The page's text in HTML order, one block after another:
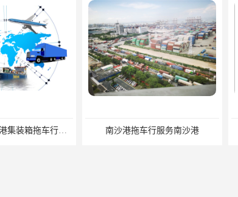
佛山到深圳盐田港集装箱拖车行单价|深耕港口服务 南沙港拖车行服务南沙港